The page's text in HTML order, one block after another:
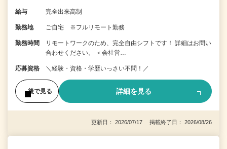
給与 完全出来高制
勤務地 ご自宅 ※フルリモート勤務
勤務時間
リモートワークのため、完全自由シフトです！ 詳細はお問い
合わせください。 ＜会社営…
応募資格 ＼経験・資格・学歴いっさい不問！／
後で見る 詳細を見る
更新日： 2026/07/17 掲載終了日： 2026/08/26